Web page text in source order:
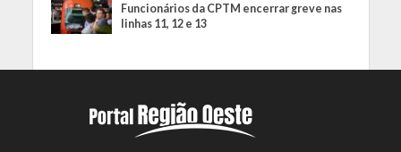
Funcionários da CPTM encerrar greve nas
linhas 11, 12 e 13